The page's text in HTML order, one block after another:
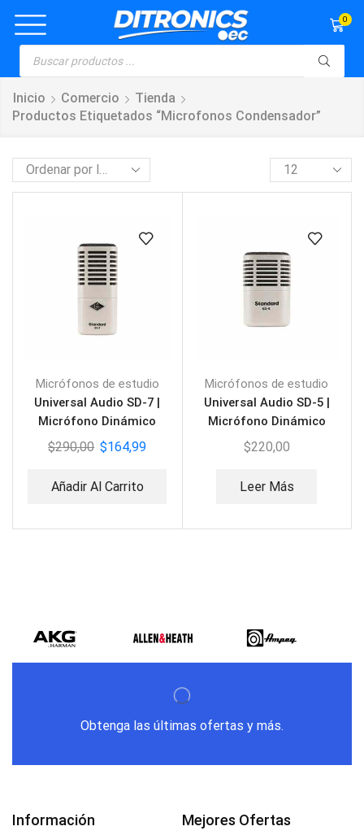
0
Inicio Comercio
Tienda
Productos Etiquetados “microfonos Condensador”
Micrófonos de estudio
Universal Audio SD-7 |
Micrófono Dinámico
modelado Hemisférico
$290,00 $164,99
Añadir Al Carrito
Micrófonos de estudio
Universal Audio SD-5 |
Micrófono Dinámico
modelado Hemisférico
$220,00
Leer Más
Obtenga las últimas ofertas y más.
Información Mejores Ofertas